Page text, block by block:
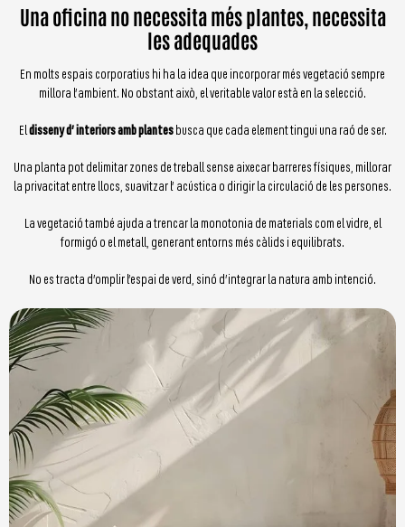
Una oficina no necessita més plantes, necessita
les adequades
En molts espais corporatius hi ha la idea que incorporar més vegetació sempre
millora l’ambient. No obstant això, el veritable valor està en la selecció.
Eldisseny d’ interiors amb plantesbusca que cada element tingui una raó de ser.
Una planta pot delimitar zones de treball sense aixecar barreres físiques, millorar
la privacitat entre llocs, suavitzar l’ acústica o dirigir la circulació de les persones.
La vegetació també ajuda a trencar la monotonia de materials com el vidre, el
formigó o el metall, generant entorns més càlids i equilibrats.
No es tracta d’omplir l’espai de verd, sinó d’integrar la natura amb intenció.